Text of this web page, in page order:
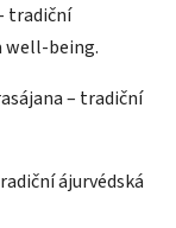
tradiční
well-being.
– tradiční
ájurvédská